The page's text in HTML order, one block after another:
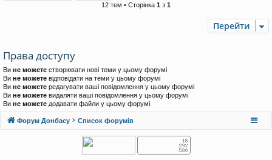
12 тем • Сторінка 1 з 1
Перейти
Права доступу
Ви не можете створювати нові теми у цьому форумі
Ви не можете відповідати на теми у цьому форумі
Ви не можете редагувати ваші повідомлення у цьому форумі
Ви не можете видаляти ваші повідомлення у цьому форумі
Ви не можете додавати файли у цьому форумі
Форум Донбасу Список форумів